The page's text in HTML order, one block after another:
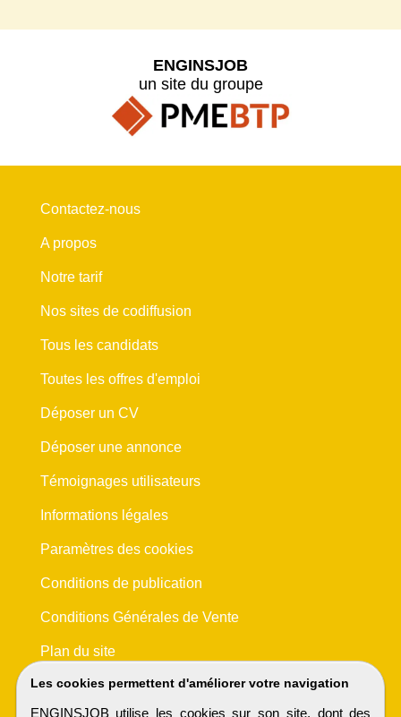
Les cookies permettent d'améliorer votre navigation
ENGINSJOB utilise les cookies sur son site, dont des
ENGINSJOB
un site du groupe
Contactez-nous
A propos
Notre tarif
Nos sites de codiffusion
Tous les candidats
Toutes les offres d'emploi
Déposer un CV
Déposer une annonce
Témoignages utilisateurs
Informations légales
Paramètres des cookies
Conditions de publication
Conditions Générales de Vente
Plan du site